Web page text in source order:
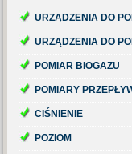
URZĄDZENIA DO
URZĄDZENIA DO
POMIAR BIOGAZU
POMIARY
CIŚNIENIE
POZIOM